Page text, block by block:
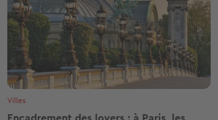
Villes